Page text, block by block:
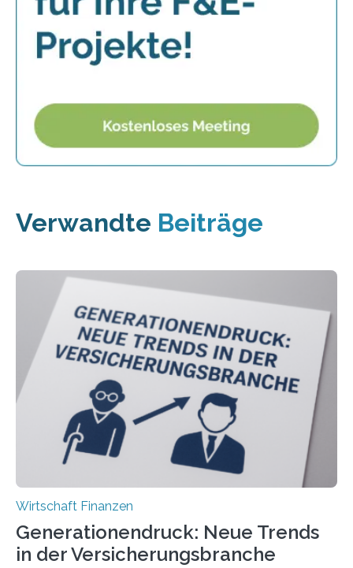
Verwandte Beiträge
Wirtschaft Finanzen
Generationendruck: Neue Trends
in der Versicherungsbranche